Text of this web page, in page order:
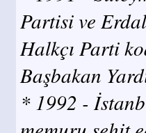
Partisi ve
Halkçı Parti
Başbakan
* 1992 -